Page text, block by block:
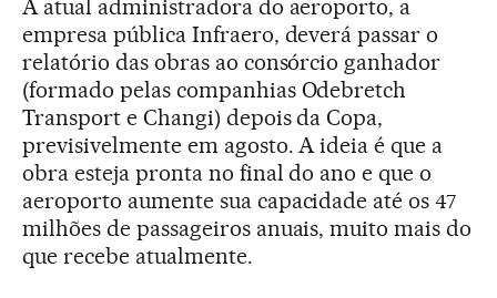
A atual administradora do aeroporto, a
empresa pública Infraero, deverá passar o
relatório das obras ao consórcio ganhador
(formado pelas companhias Odebretch
Transport e Changi) depois da Copa,
previsivelmente em agosto. A ideia é que a
obra esteja pronta no final do ano e que o
aeroporto aumente sua capacidade até os 47
milhões de passageiros anuais, muito mais do
que recebe atualmente.